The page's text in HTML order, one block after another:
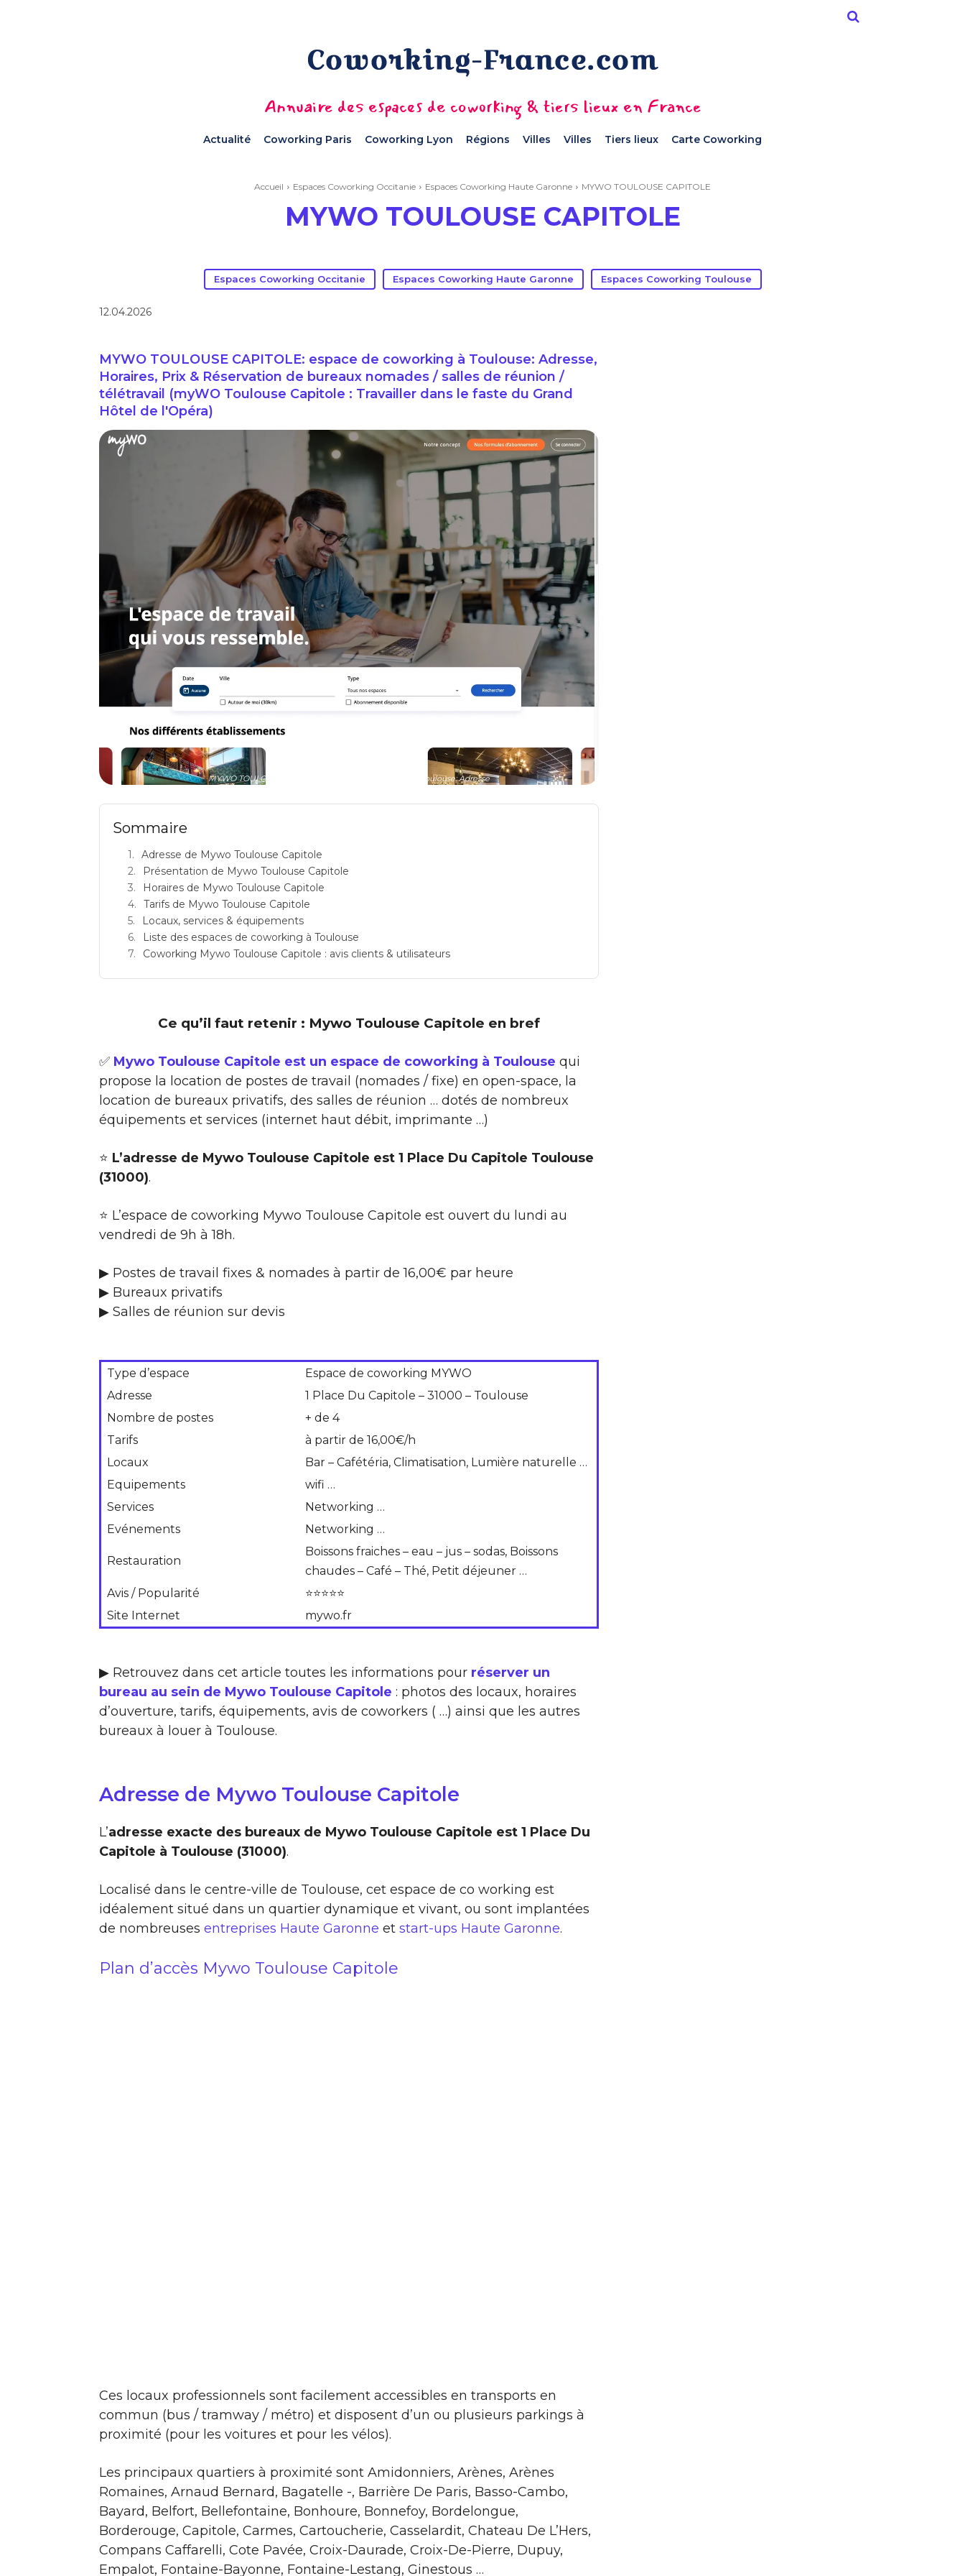
Annuaire des espaces de coworking & tiers lieux en France
Actualité Coworking Paris Coworking Lyon Régions Villes Villes Tiers lieux Carte Coworking
Accueil Espaces Coworking Occitanie Espaces Coworking Haute Garonne MYWO TOULOUSE CAPITOLE
MYWO TOULOUSE CAPITOLE
Espaces Coworking Occitanie Espaces Coworking Haute Garonne Espaces Coworking Toulouse
12.04.2026
MYWO TOULOUSE CAPITOLE: espace de coworking à Toulouse: Adresse,
Horaires, Prix & Réservation de bureaux nomades / salles de réunion /
télétravail (myWO Toulouse Capitole : Travailler dans le faste du Grand
Hôtel de l'Opéra)
MYWO TOULOUSE CAPITOLE: espace de coworking à Toulouse: Adresse
Sommaire
Adresse de Mywo Toulouse Capitole
Présentation de Mywo Toulouse Capitole
Horaires de Mywo Toulouse Capitole
Tarifs de Mywo Toulouse Capitole
Locaux, services & équipements
Liste des espaces de coworking à Toulouse
Coworking Mywo Toulouse Capitole : avis clients & utilisateurs
Ce qu’il faut retenir : Mywo Toulouse Capitole en bref
✅ Mywo Toulouse Capitole est un espace de coworking à Toulouse qui
propose la location de postes de travail (nomades / fixe) en open-space, la
location de bureaux privatifs, des salles de réunion … dotés de nombreux
équipements et services (internet haut débit, imprimante …)
⭐ L’adresse de Mywo Toulouse Capitole est 1 Place Du Capitole Toulouse
(31000).
⭐ L’espace de coworking Mywo Toulouse Capitole est ouvert du lundi au
vendredi de 9h à 18h.
▶ Postes de travail fixes & nomades à partir de 16,00€ par heure
▶ Bureaux privatifs
▶ Salles de réunion sur devis
Type d’espace
Espace de coworking MYWO
Adresse
1 Place Du Capitole – 31000 – Toulouse
Nombre de postes
+ de 4
Tarifs
à partir de 16,00€/h
Locaux
Bar – Cafétéria, Climatisation, Lumière naturelle …
Equipements
wifi …
Services
Networking …
Evénements
Networking …
Restauration
Boissons fraiches – eau – jus – sodas, Boissons
chaudes – Café – Thé, Petit déjeuner …
Avis / Popularité
⭐⭐⭐⭐⭐
Site Internet
mywo.fr
▶ Retrouvez dans cet article toutes les informations pour réserver un
bureau au sein de Mywo Toulouse Capitole : photos des locaux, horaires
d’ouverture, tarifs, équipements, avis de coworkers ( …) ainsi que les autres
bureaux à louer à Toulouse.
Adresse de Mywo Toulouse Capitole
L’adresse exacte des bureaux de Mywo Toulouse Capitole est 1 Place Du
Capitole à Toulouse (31000).
Localisé dans le centre-ville de Toulouse, cet espace de co working est
idéalement situé dans un quartier dynamique et vivant, ou sont implantées
de nombreuses entreprises Haute Garonne et start-ups Haute Garonne.
Plan d’accès Mywo Toulouse Capitole
Ces locaux professionnels sont facilement accessibles en transports en
commun (bus / tramway / métro) et disposent d’un ou plusieurs parkings à
proximité (pour les voitures et pour les vélos).
Les principaux quartiers à proximité sont Amidonniers, Arènes, Arènes
Romaines, Arnaud Bernard, Bagatelle -, Barrière De Paris, Basso-Cambo,
Bayard, Belfort, Bellefontaine, Bonhoure, Bonnefoy, Bordelongue,
Borderouge, Capitole, Carmes, Cartoucherie, Casselardit, Chateau De L’Hers,
Compans Caffarelli, Cote Pavée, Croix-Daurade, Croix-De-Pierre, Dupuy,
Empalot, Fontaine-Bayonne, Fontaine-Lestang, Ginestous …